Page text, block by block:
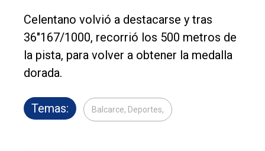
Celentano volvió a destacarse y tras
36"167/1000, recorrió los 500 metros de
la pista, para volver a obtener la medalla
dorada.
Temas: Balcarce, Deportes,